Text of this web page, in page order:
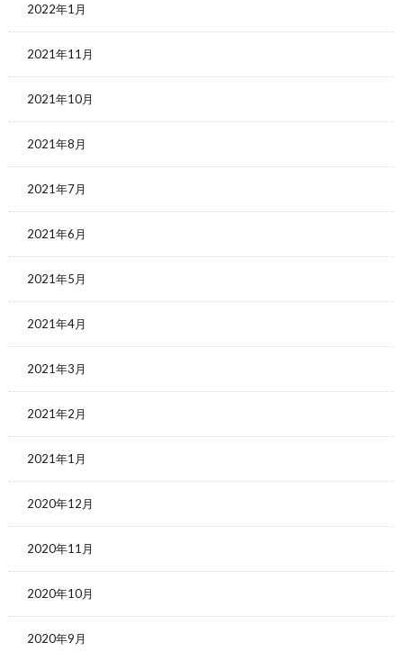
2022年1月
2021年11月
2021年10月
2021年8月
2021年7月
2021年6月
2021年5月
2021年4月
2021年3月
2021年2月
2021年1月
2020年12月
2020年11月
2020年10月
2020年9月